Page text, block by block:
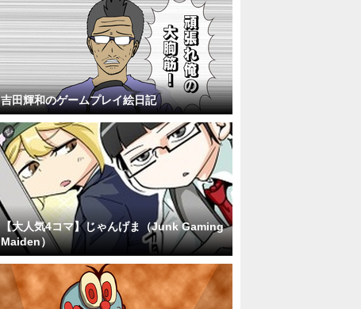
吉田輝和のゲームプレイ絵日記
【大人気4コマ】じゃんげま（Junk Gaming
Maiden）